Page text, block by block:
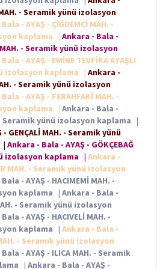
- Seramik yünü izolasyon
- AYAŞ - ÇİĞDEMCİ MAH. -
kaplama
| Ankara - Bala -
MAH. - Seramik yünü izolasyon
- AYAŞ - EMİNE TEVFİKA AYAŞLI
izolasyon kaplama
| Ankara -
- Seramik yünü izolasyon
- AYAŞ - FERAHFAKİ MAH. -
kaplama
| Ankara - Bala -
- Seramik yünü izolasyon kaplama |
GENÇALİ MAH. - Seramik yünü
| Ankara - Bala - AYAŞ - GÖKÇEBAĞ
izolasyon kaplama | Ankara -
MAH. - Seramik yünü izolasyon
- AYAŞ - HACIMEMİ MAH. -
kaplama | Ankara - Bala -
- Seramik yünü izolasyon
- AYAŞ - HACIVELİ MAH. -
kaplama | Ankara - Bala -
- Seramik yünü izolasyon
- AYAŞ - ILICA MAH. - Seramik
| Ankara - Bala - AYAŞ -